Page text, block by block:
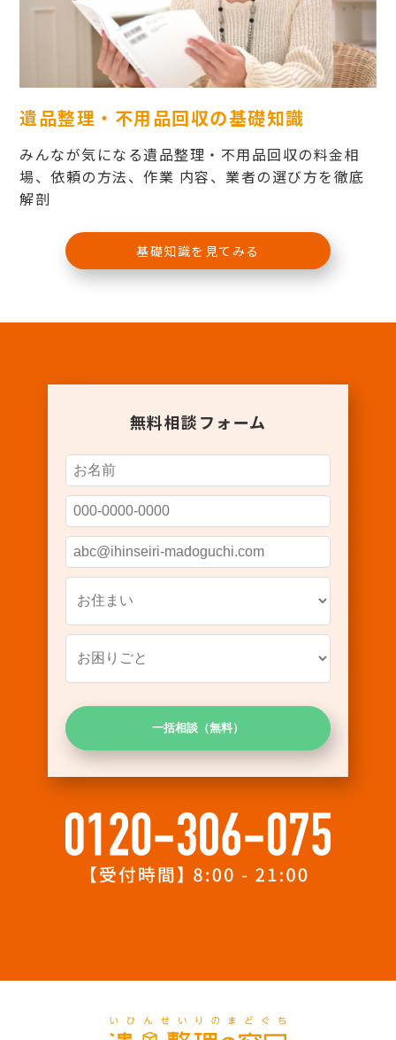
遺品整理・不用品回収の基礎知識
みんなが気になる遺品整理・不用品回収の料金相
場、依頼の方法、作業 内容、業者の選び方を徹底
解剖
基礎知識を見てみる
無料相談フォーム